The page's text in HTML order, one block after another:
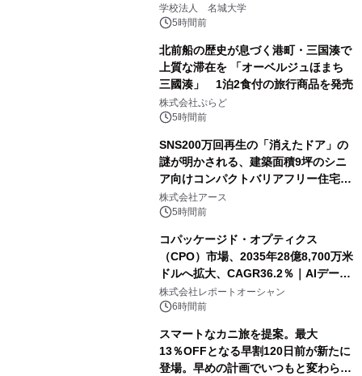
学校法人 名城大学
5時間前
北前船の歴史が息づく港町・三国湊で
上質な滞在を 「オーベルジュほまち
三國湊」 1泊2食付の旅行商品を発売
株式会社ぷらど
5時間前
SNS200万回再生の「消えたドア」の
謎が明かされる、建築面積9坪のシニ
ア向けコンパクトバリアフリー住宅が
誕生
株式会社アース
5時間前
コパッケージド・オプティクス
（CPO）市場、2035年28億8,700万米
ドルへ拡大、CAGR36.2％｜AIデータ
センター・高速光通信需要が成長を加
速
株式会社レポートオーシャン
6時間前
スマートなカニ旅を提案。最大
13％OFFとなる早割120日前が新たに
登場。早めの計画でいつもと変わらぬ